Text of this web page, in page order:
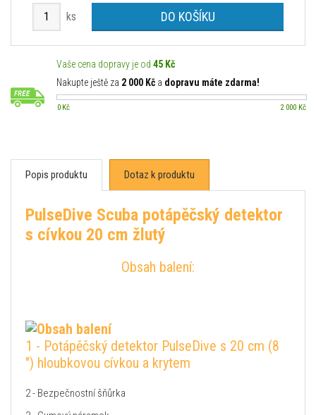
ks DO KOŠÍKU
Vaše cena dopravy je od 45 Kč
Nakupte ještě za 2 000 Kč a dopravu máte zdarma!
0 Kč 2 000 Kč
Popis produktu Dotaz k produktu
PulseDive Scuba potápěčský detektor
s cívkou 20 cm žlutý
Obsah balení:
1 - Potápěčský detektor PulseDive s 20 cm (8
") hloubkovou cívkou a krytem
2 - Bezpečnostní šňůrka